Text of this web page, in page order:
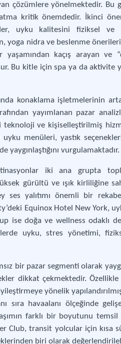
çözümlere yönelmektedir. Bu
kritik önemdedir. İkinci
uyku kalitesini fiziksel ve
yoga nidra ve beslenme
kaçış arayan ve
Bu kitle için spa ya da aktivite
konaklama işletmelerinin
yayımlanan pazar
teknoloji ve kişiselleştirilmiş
menüleri, yastık
vurgulamaktadır.
iki ana grupta
gürültü ve ışık kirliliğine
ses yalıtımı önemli bir
Equinox Hotel New York,
ise doğa ve wellness odaklı
uyku, stres yönetimi,
bir pazar segmenti olarak
dikkat çekmektedir.
yönelik
sıra havaalanı ölçeğinde
farklı bir boyutunu
Club, transit yolcular için kısa
biri olarak